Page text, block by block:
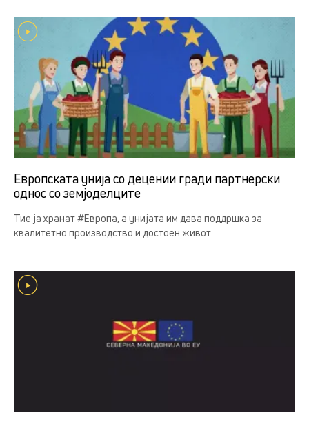
Европската унија со децении гради партнерски
однос со земјоделцитe
Тие ја хранат #Европа, а унијата им дава поддршка за
квалитетно производство и достоен живот